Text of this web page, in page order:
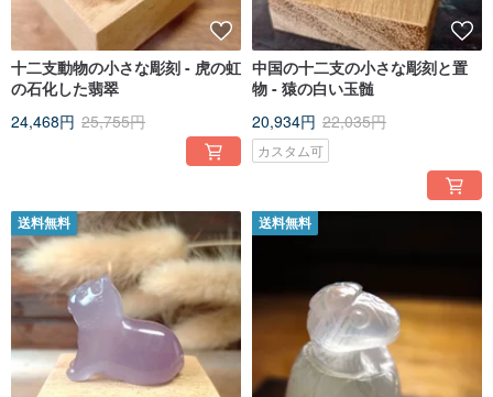
十二支動物の小さな彫刻 - 虎の虹
の石化した翡翠
24,468円 25,755円
中国の十二支の小さな彫刻と置
物 - 猿の白い玉髄
20,934円 22,035円
カスタム可
送料無料 送料無料